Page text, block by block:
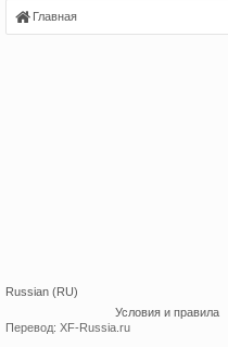
Главная
Russian (RU)
Условия и правила
Перевод: XF-Russia.ru